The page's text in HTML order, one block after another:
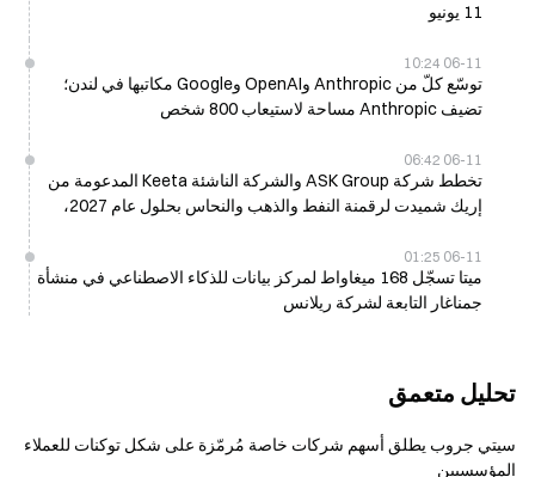
11 يونيو
06-11 10:24
توسّع كلّ من Anthropic وOpenAI وGoogle مكاتبها في لندن؛
تضيف Anthropic مساحة لاستيعاب 800 شخص
06-11 06:42
تخطط شركة ASK Group والشركة الناشئة Keeta المدعومة من
إريك شميدت لرقمنة النفط والذهب والنحاس بحلول عام 2027،
06-11 01:25
ميتا تسجّل 168 ميغاواط لمركز بيانات للذكاء الاصطناعي في منشأة
جمناغار التابعة لشركة ريلانس
تحليل متعمق
سيتي جروب يطلق أسهم شركات خاصة مُرمّزة على شكل توكنات للعملاء
المؤسسيين